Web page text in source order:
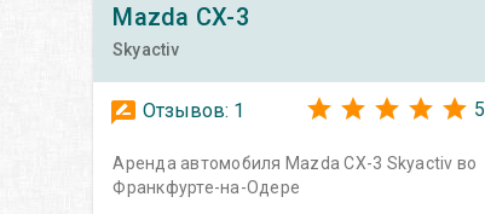
Mazda CX-3
Skyactiv
Отзывов: 1 5
Аренда автомобиля Mazda CX-3 Skyactiv во
Франкфурте-на-Одере